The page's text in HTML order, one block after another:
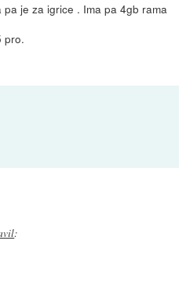
je za igrice . Ima pa 4gb rama
pro.
: